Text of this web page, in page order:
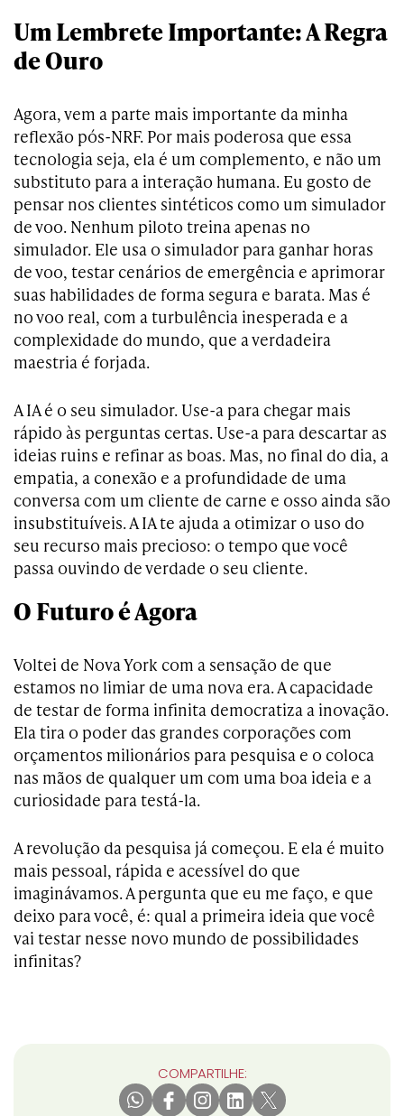
Um Lembrete Importante: A Regra
de Ouro
Agora, vem a parte mais importante da minha
reflexão pós-NRF. Por mais poderosa que essa
tecnologia seja, ela é um complemento, e não um
substituto para a interação humana. Eu gosto de
pensar nos clientes sintéticos como um simulador
de voo. Nenhum piloto treina apenas no
simulador. Ele usa o simulador para ganhar horas
de voo, testar cenários de emergência e aprimorar
suas habilidades de forma segura e barata. Mas é
no voo real, com a turbulência inesperada e a
complexidade do mundo, que a verdadeira
maestria é forjada.
A IA é o seu simulador. Use-a para chegar mais
rápido às perguntas certas. Use-a para descartar as
ideias ruins e refinar as boas. Mas, no final do dia, a
empatia, a conexão e a profundidade de uma
conversa com um cliente de carne e osso ainda são
insubstituíveis. A IA te ajuda a otimizar o uso do
seu recurso mais precioso: o tempo que você
passa ouvindo de verdade o seu cliente.
O Futuro é Agora
Voltei de Nova York com a sensação de que
estamos no limiar de uma nova era. A capacidade
de testar de forma infinita democratiza a inovação.
Ela tira o poder das grandes corporações com
orçamentos milionários para pesquisa e o coloca
nas mãos de qualquer um com uma boa ideia e a
curiosidade para testá-la.
A revolução da pesquisa já começou. E ela é muito
mais pessoal, rápida e acessível do que
imaginávamos. A pergunta que eu me faço, e que
deixo para você, é: qual a primeira ideia que você
vai testar nesse novo mundo de possibilidades
infinitas?
COMPARTILHE: